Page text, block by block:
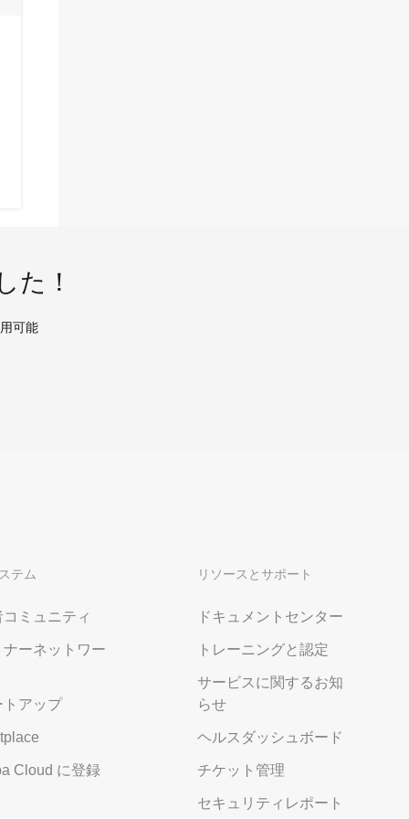
た！
可能
テム
ミュニティ
ナーネットワー
トアップ
Cloud に登録
リソースとサポート
ドキュメントセンター
トレーニングと認定
サービスに関するお知
らせ
ヘルスダッシュボード
チケット管理
セキュリティレポート